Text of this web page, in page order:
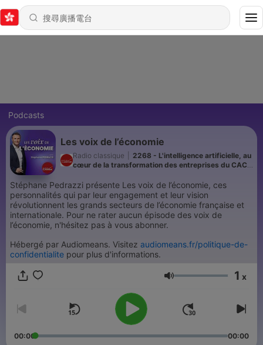
Podcasts
Les voix de l’économie
Radio classique
2268 - L'intelligence artificielle, au
cœur de la transformation des entreprises du CAC
du magazine Investir
Stéphane Pedrazzi présente Les voix de l’économie, ces
personnalités qui par leur engagement et leur vision
révolutionnent les grands secteurs de l’économie française et
internationale. Pour ne rater aucun épisode des voix de
l’économie, n'hésitez pas à vous abonner.
Hébergé par Audiomeans. Visitez audiomeans.fr/politique-de-
confidentialite pour plus d'informations.
音量 1 x
00:00 00:00